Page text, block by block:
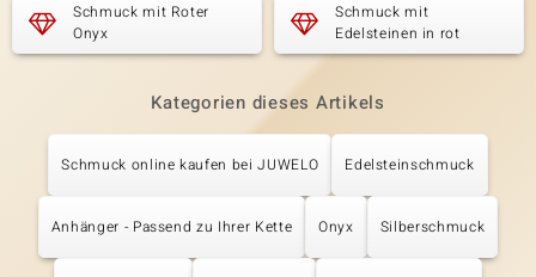
Schmuck mit Roter
Onyx
Schmuck mit
Edelsteinen in rot
Kategorien dieses Artikels
Schmuck online kaufen bei JUWELO Edelsteinschmuck
Anhänger - Passend zu Ihrer Kette Onyx Silberschmuck